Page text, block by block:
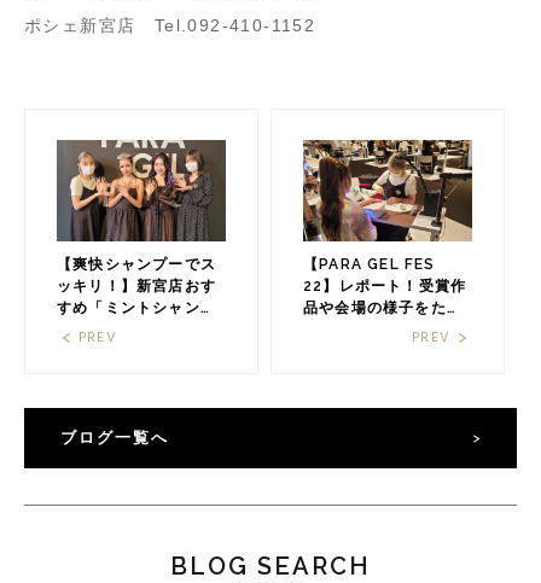
ポシェ新宮店 Tel.092-410-1152
【爽快シャンプーでス
ッキリ！】新宮店おす
すめ「ミントシャンプ
ー」で暑い夏を快適に♪
PREV
【PARA GEL FES
22】レポート！受賞作
品や会場の様子をたっ
ぷりとお届け♡福岡の
PREV
ブログ一覧へ
BLOG SEARCH